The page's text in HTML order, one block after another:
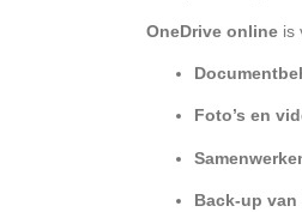
OneDrive online is
Foto’s en
Back-up